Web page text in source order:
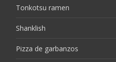
Tonkotsu ramen
Shanklish
Pizza de garbanzos